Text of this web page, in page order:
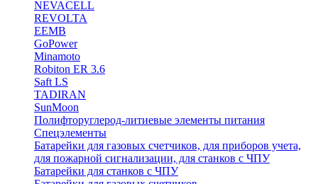
NEVACELL
REVOLTA
EEMB
GoPower
Minamoto
Robiton ER 3.6
Saft LS
TADIRAN
SunMoon
Полифторуглерод-литиевые элементы питания
Спецэлементы
Батарейки для газовых счетчиков, для приборов учета,
для пожарной сигнализации, для станков с ЧПУ
Батарейки для станков с ЧПУ